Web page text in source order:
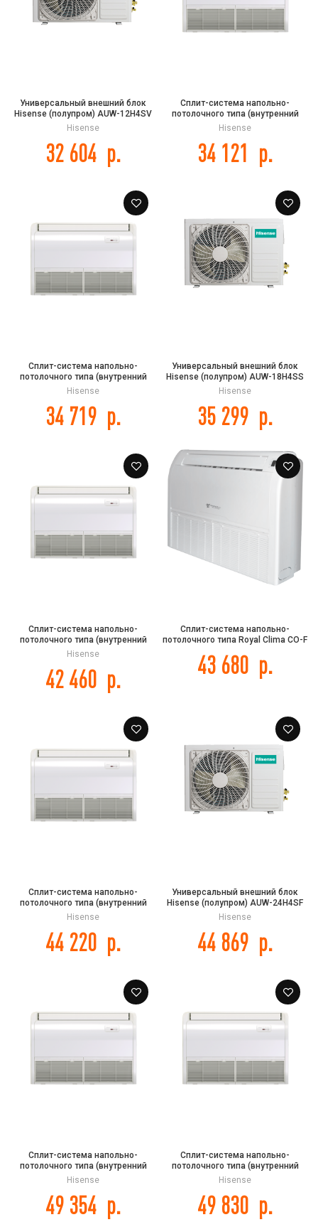
Универсальный внешний блок
Hisense (полупром) AUW-12H4SV
Hisense
32 604 р.
Сплит-система напольно-
потолочного типа (внутренний
блок) Hisense AUV-18UR4SA2 DC
Hisense
34 121 р.
Сплит-система напольно-
потолочного типа (внутренний
блок) Hisense AUV-24UR4S1A DC
Hisense
34 719 р.
Универсальный внешний блок
Hisense (полупром) AUW-18H4SS
Hisense
35 299 р.
Сплит-система напольно-
потолочного типа (внутренний
блок) Hisense AUV-36HR4SB1
Hisense
42 460 р.
Сплит-система напольно-
потолочного типа Royal Clima CO-F
43 680 р.
Сплит-система напольно-
потолочного типа (внутренний
блок) Hisense AUV-48HR4SC
Hisense
44 220 р.
Универсальный внешний блок
Hisense (полупром) AUW-24H4SF
Hisense
44 869 р.
Сплит-система напольно-
потолочного типа (внутренний
блок) Hisense AUV-36UR4SB DC
Hisense
49 354 р.
Сплит-система напольно-
потолочного типа (внутренний
блок) Hisense AUV-60HR4SC
Hisense
49 830 р.